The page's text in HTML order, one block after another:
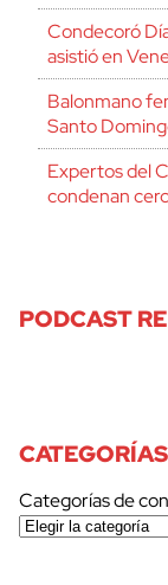
Condecoró
asistió en
Balonmano
Santo
Expertos del
condenan
PODCAST
Categorías de